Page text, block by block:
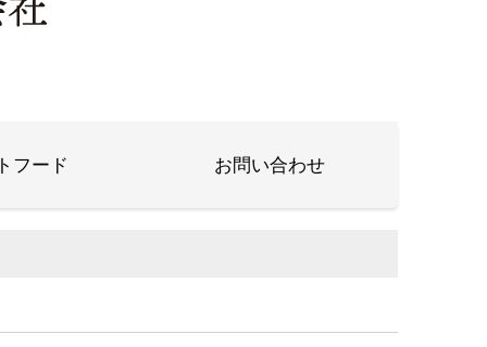
フード お問い合わせ